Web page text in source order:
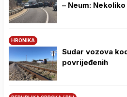
– Neum:
HRONIKA
Sudar vozova
povrijeđenih